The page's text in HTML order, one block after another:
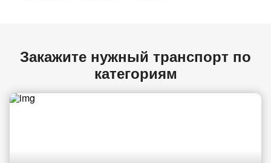
Закажите нужный транспорт по
категориям